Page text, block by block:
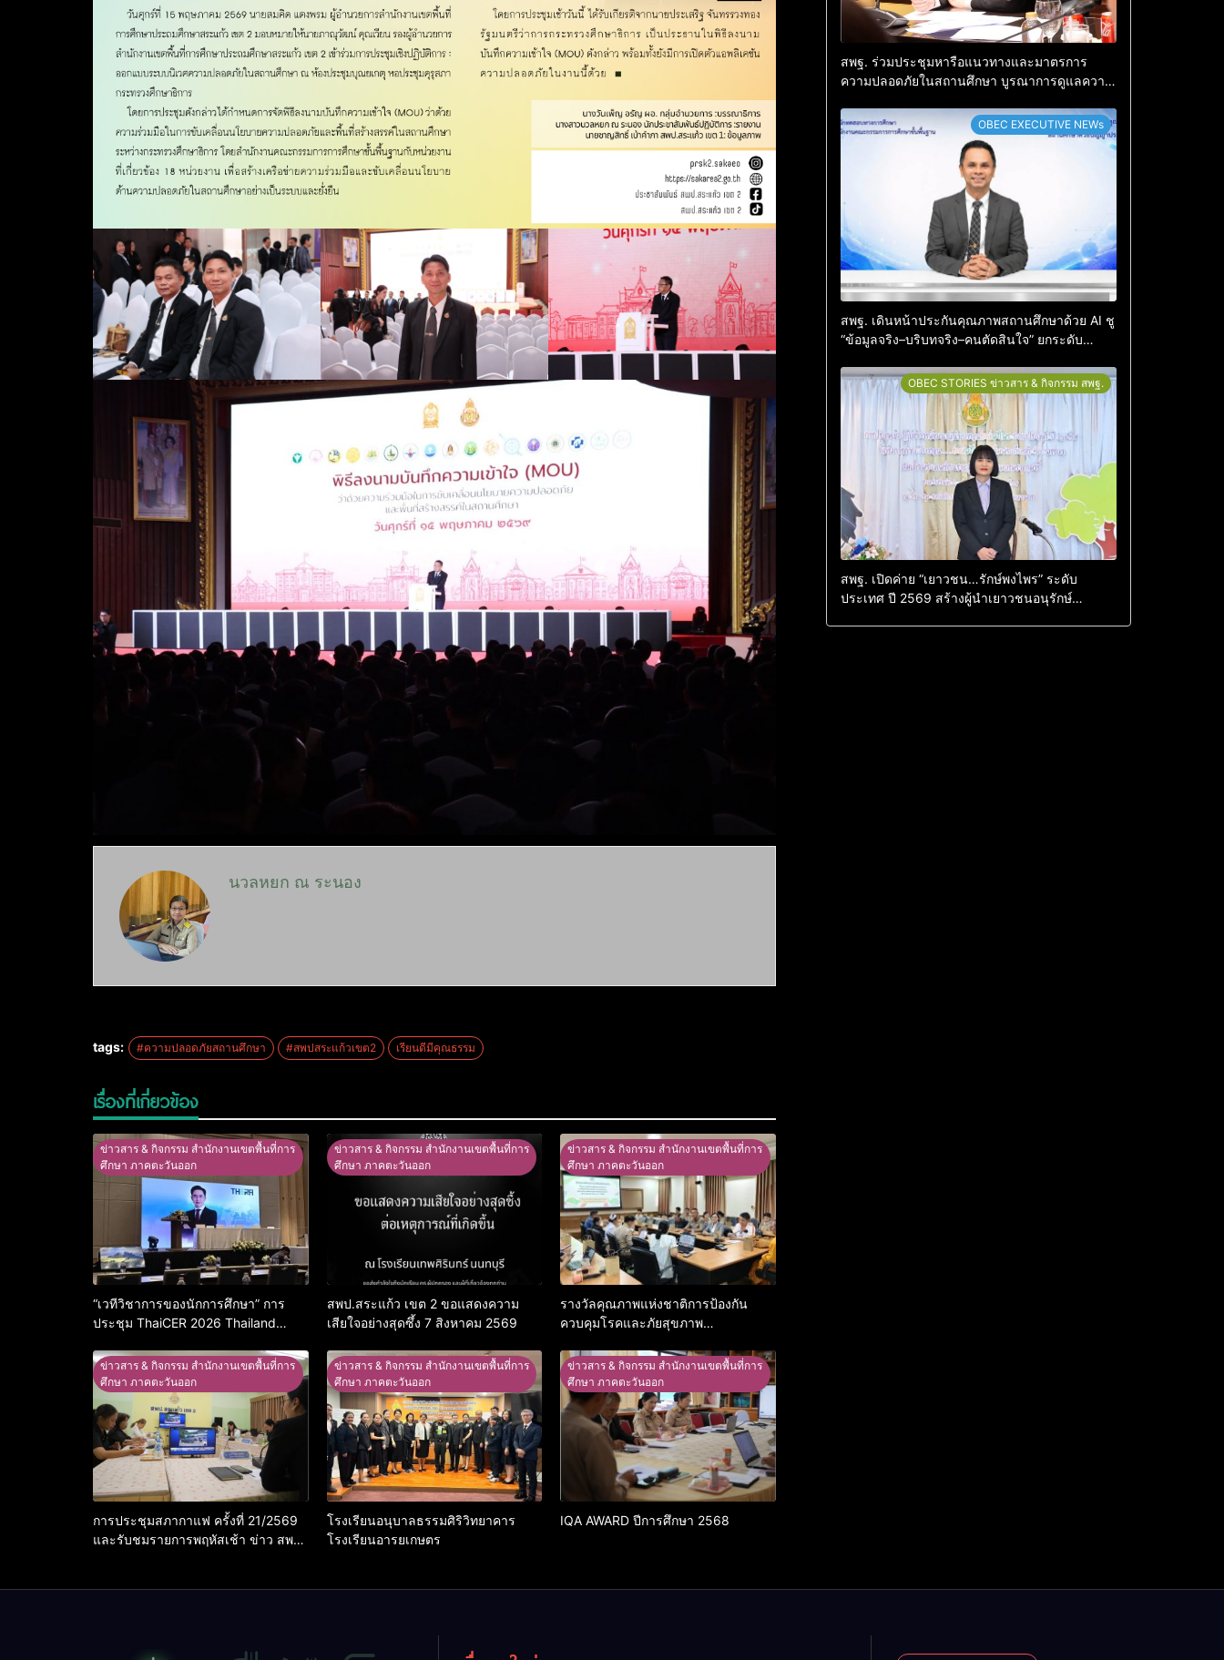
นวลหยก ณ ระนอง
tags: #ความปลอดภัยสถานศึกษา #สพปสระแก้วเขต2 เรียนดีมีคุณธรรม
เรื่องที่เกี่ยวข้อง
ข่าวสาร & กิจกรรม สำนักงานเขตพื้นที่การ
ศึกษา ภาคตะวันออก
“เวทีวิชาการของนักการศึกษา” การ
ประชุม ThaiCER 2026 Thailand
Education Research (ThaiCER)
2026
ข่าวสาร & กิจกรรม สำนักงานเขตพื้นที่การ
ศึกษา ภาคตะวันออก
สพป.สระแก้ว เขต 2 ขอแสดงความ
เสียใจอย่างสุดซึ้ง 7 สิงหาคม 2569
ข่าวสาร & กิจกรรม สำนักงานเขตพื้นที่การ
ศึกษา ภาคตะวันออก
รางวัลคุณภาพแห่งชาติการป้องกัน
ควบคุมโรคและภัยสุขภาพ
ข่าวสาร & กิจกรรม สำนักงานเขตพื้นที่การ
ศึกษา ภาคตะวันออก
การประชุมสภากาแฟ ครั้งที่ 21/2569
และรับชมรายการพฤหัสเช้า ข่าว สพฐ.
ข่าวสาร & กิจกรรม สำนักงานเขตพื้นที่การ
ศึกษา ภาคตะวันออก
โรงเรียนอนุบาลธรรมศิริวิทยาคาร
โรงเรียนอารยเกษตร
ข่าวสาร & กิจกรรม สำนักงานเขตพื้นที่การ
ศึกษา ภาคตะวันออก
IQA AWARD ปีการศึกษา 2568
สพฐ. ร่วมประชุมหารือแนวทางและมาตรการ
ความปลอดภัยในสถานศึกษา บูรณาการดูแลความ
OBEC EXECUTIVE NEWs
สพฐ. เดินหน้าประกันคุณภาพสถานศึกษาด้วย AI ชู
“ข้อมูลจริง–บริบทจริง–คนตัดสินใจ” ยกระดับ
OBEC STORIES ข่าวสาร & กิจกรรม สพฐ.
สพฐ. เปิดค่าย “เยาวชน…รักษ์พงไพร” ระดับ
ประเทศ ปี 2569 สร้างผู้นำเยาวชนอนุรักษ์